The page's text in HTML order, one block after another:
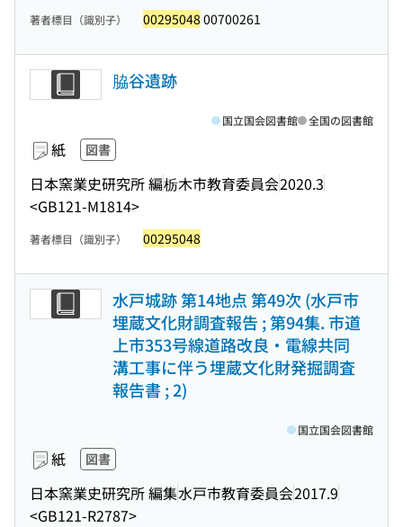
著者標目（識別子） 00295048 00700261
脇谷遺跡
紙 図書
日本窯業史研究所 編栃木市教育委員会2020.3
<GB121-M1814>
国立国会図書館 全国の図書館
著者標目（識別子） 00295048
水戸城跡 第14地点 第49次 (水戸市
埋蔵文化財調査報告 ; 第94集. 市道
上市353号線道路改良・電線共同
溝工事に伴う埋蔵文化財発掘調査
報告書 ; 2)
紙 図書
日本窯業史研究所 編集水戸市教育委員会2017.9
<GB121-R2787>
国立国会図書館